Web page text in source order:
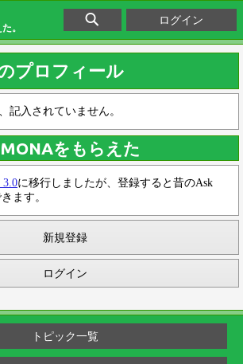
。
ログイン
プロフィール
記入されていません。
をもらえた
3.0に移行しましたが、登録すると昔のAsk
ます。
新規登録
ログイン
トピック一覧